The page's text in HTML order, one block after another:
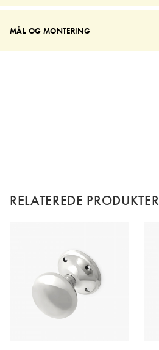
MÅL OG MONTERING
RELATEREDE PRODUKTER